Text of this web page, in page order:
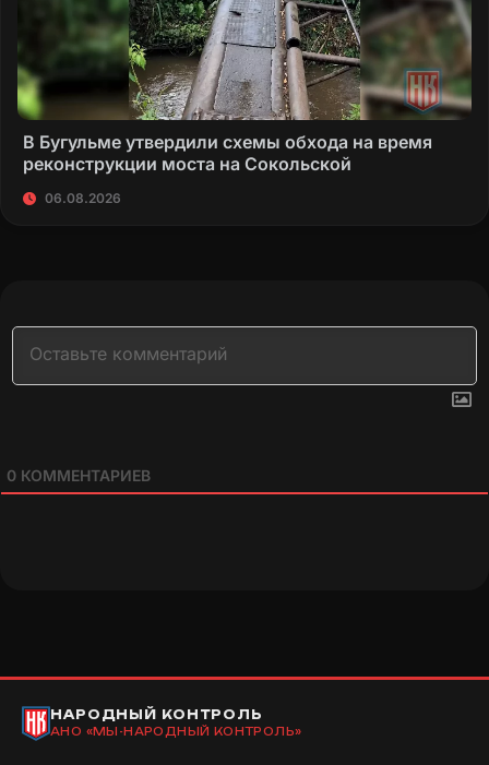
В Бугульме утвердили схемы обхода на время
реконструкции моста на Сокольской
06.08.2026
0 КОММЕНТАРИЕВ
НАРОДНЫЙ КОНТРОЛЬ
АНО «МЫ-НАРОДНЫЙ КОНТРОЛЬ»